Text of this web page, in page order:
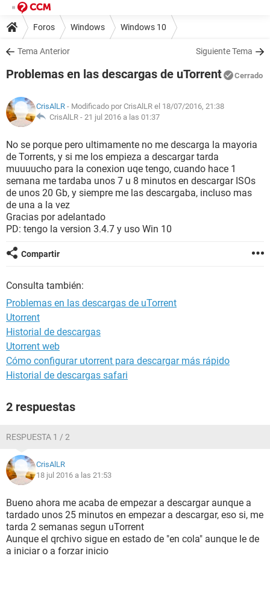
Foros Windows Windows 10
Tema Anterior Siguiente Tema
Problemas en las descargas de uTorrent Cerrado
CrisAlLR - Modificado por CrisAlLR el 18/07/2016, 21:38
CrisAlLR - 21 jul 2016 a las 01:37
No se porque pero ultimamente no me descarga la mayoria
de Torrents, y si me los empieza a descargar tarda
muuuucho para la conexion uqe tengo, cuando hace 1
semana me tardaba unos 7 u 8 minutos en descargar ISOs
de unos 20 Gb, y siempre me las descargaba, incluso mas
de una a la vez
Gracias por adelantado
PD: tengo la version 3.4.7 y uso Win 10
Compartir
Consulta también:
Problemas en las descargas de uTorrent
Utorrent
Historial de descargas
Utorrent web
Cómo configurar utorrent para descargar más rápido
Historial de descargas safari
2 respuestas
RESPUESTA 1 / 2
CrisAlLR
18 jul 2016 a las 21:53
Bueno ahora me acaba de empezar a descargar aunque a
tardado unos 25 minutos en empezar a descargar, eso si, me
tarda 2 semanas segun uTorrent
Aunque el qrchivo sigue en estado de "en cola" aunque le de
a iniciar o a forzar inicio